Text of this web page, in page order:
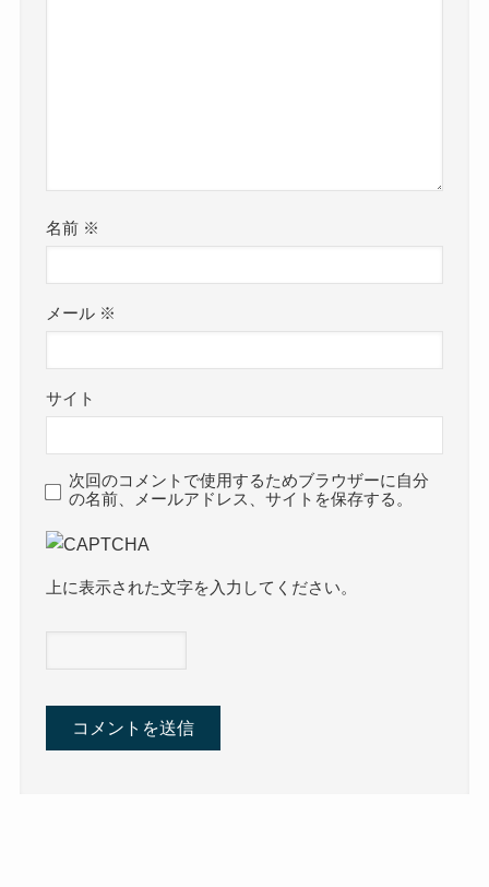
名前 ※
メール ※
サイト
次回のコメントで使用するためブラウザーに自分
の名前、メールアドレス、サイトを保存する。
上に表示された文字を入力してください。